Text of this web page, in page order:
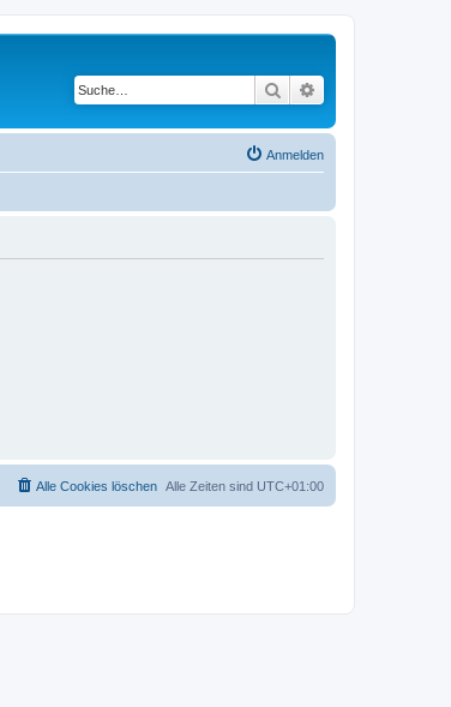
Suche
Anmelden
Alle Zeiten sind UTC+01:00
Alle Cookies löschen